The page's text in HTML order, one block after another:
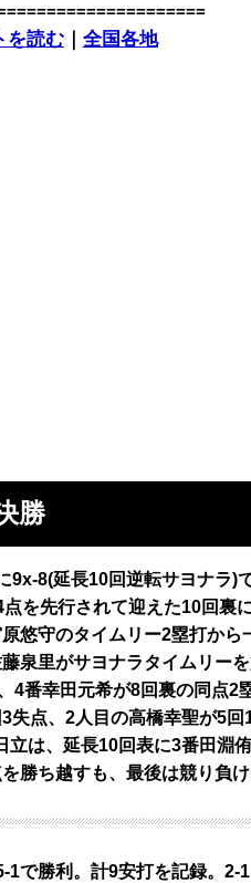
を読む｜ 全国各地
勝
9x-8(延長10回逆転サヨナラ)
を先行されて迎えた10回裏
悠守のタイムリー2塁打か
泉里がサヨナラタイムリー
4番幸田元希が8回裏の同点2
失点、2人目の高橋幸聖が5
立は、延長10回表に3番田淵
勝ち越すも、最後は競り負け
1で勝利。計9安打を記録。